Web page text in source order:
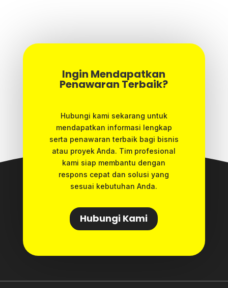
Ingin Mendapatkan
Penawaran Terbaik?
Hubungi kami sekarang untuk
mendapatkan informasi lengkap
serta penawaran terbaik bagi bisnis
atau proyek Anda. Tim profesional
kami siap membantu dengan
respons cepat dan solusi yang
sesuai kebutuhan Anda.
Hubungi Kami